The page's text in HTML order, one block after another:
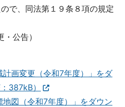
で、同法第１９条８項の規定
公告）
計画変更（令和7年度）」をダ
387kB）
地図（令和7年度）」をダウン